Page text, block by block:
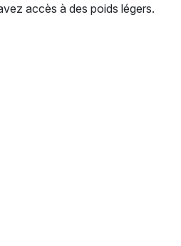
accès à des poids légers.